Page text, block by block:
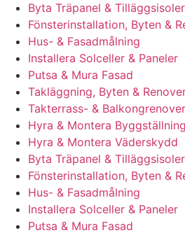
Byta Träpanel &
Fönsterinstallation, Byten &
Hus- & Fasadmålning
Installera Solceller & Paneler
Putsa & Mura Fasad
Takläggning, Byten &
Takterrass- &
Hyra & Montera Byggställning
Hyra & Montera Väderskydd
Byta Träpanel &
Fönsterinstallation, Byten &
Hus- & Fasadmålning
Installera Solceller & Paneler
Putsa & Mura Fasad